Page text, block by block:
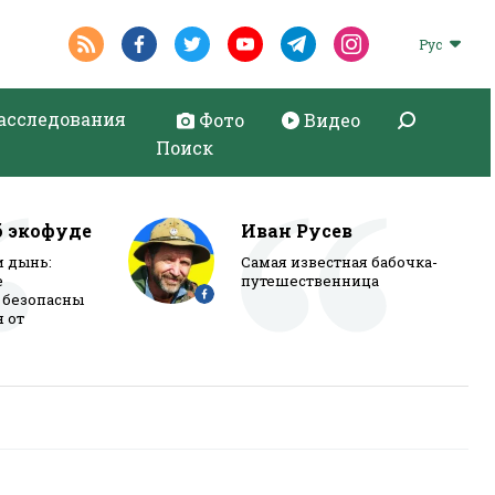
Рус
Фото
Видео
Поиск
экофуде
дынь:
от
Иван Русев
Самая известная бабочка-
путешественница